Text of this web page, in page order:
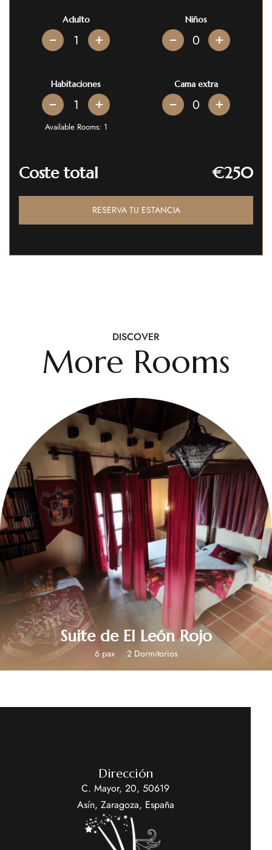
Adulto
+
Niños
+
Habitaciones
+
Available Rooms: 1
Cama extra
+
Coste total €250
RESERVA TU ESTANCIA
DISCOVER
More Rooms
€350
Suite de El León Rojo
6 pax 2 Dormitorios
Dirección
C. Mayor, 20, 50619
Asín, Zaragoza, España